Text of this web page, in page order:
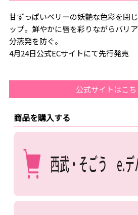
甘ずっぱいベリーの妖艶な色彩を閉
ップ。鮮やかに唇を彩りながらバリ
分蒸発を防ぐ。
4月24日公式ECサイトにて先行発売
公式サイトはこち
商品を購入する